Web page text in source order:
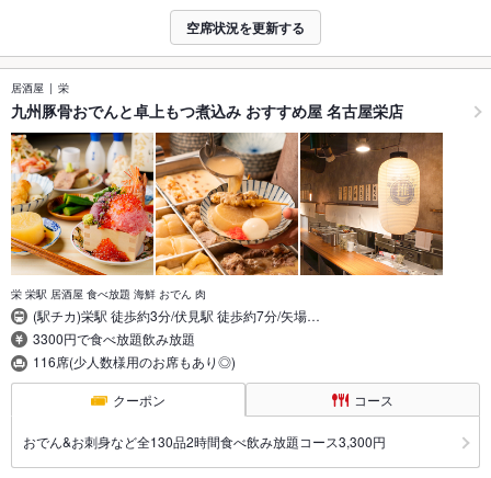
空席状況を更新する
居酒屋 栄
九州豚骨おでんと卓上もつ煮込み おすすめ屋 名古屋栄店
栄 栄駅 居酒屋 食べ放題 海鮮 おでん 肉
(駅チカ)栄駅 徒歩約3分/伏見駅 徒歩約7分/矢場…
3300円で食べ放題飲み放題
116席(少人数様用のお席もあり◎)
クーポン コース
おでん&お刺身など全130品2時間食べ飲み放題コース3,300円